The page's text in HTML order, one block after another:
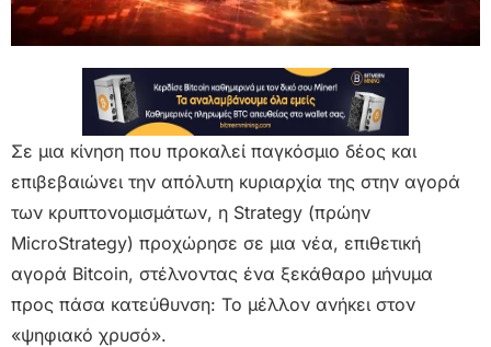
Σε μια κίνηση που προκαλεί παγκόσμιο δέος και
επιβεβαιώνει την απόλυτη κυριαρχία της στην αγορά
των κρυπτονομισμάτων, η Strategy (πρώην
MicroStrategy) προχώρησε σε μια νέα, επιθετική
αγορά Bitcoin, στέλνοντας ένα ξεκάθαρο μήνυμα
προς πάσα κατεύθυνση: Το μέλλον ανήκει στον
«ψηφιακό χρυσό».